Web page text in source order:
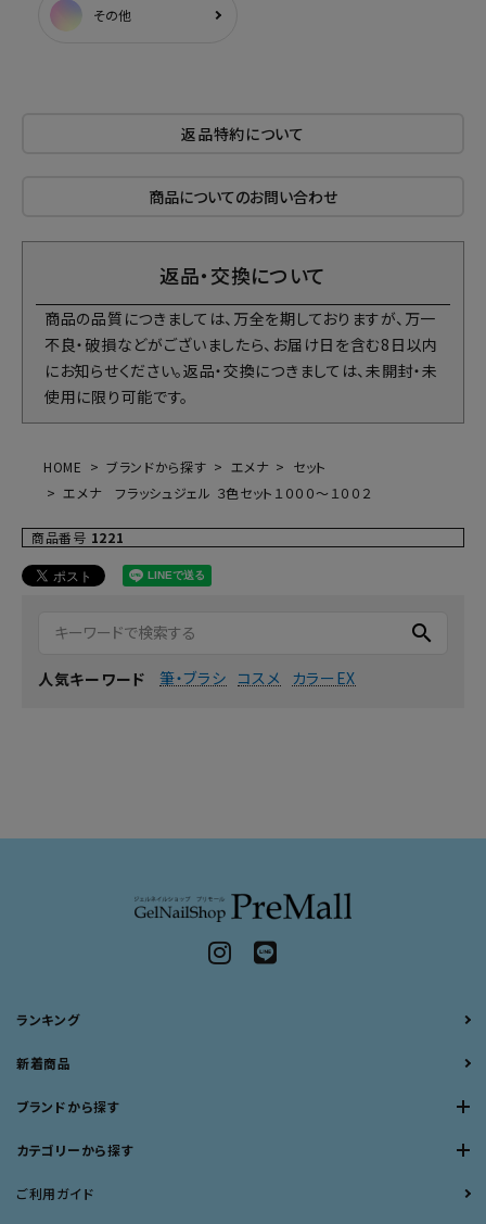
その他
返品特約について
商品についてのお問い合わせ
返品・交換について
商品の品質につきましては、万全を期しておりますが、万一
不良・破損などがございましたら、お届け日を含む8日以内
にお知らせください。返品・交換につきましては、未開封・未
使用に限り可能です。
HOME ブランドから探す エメナ
セット
エメナ フラッシュジェル ３色セット１０００～１００２
商品番号 1221
search
人気キーワード 筆・ブラシ コスメ カラーEX
ランキング
新着商品
ブランドから探す
カテゴリーから探す
ご利用ガイド